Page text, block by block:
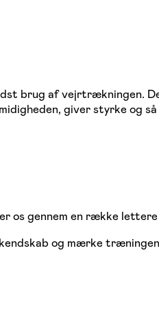
brug af vejrtrækningen.
giver styrke og
os gennem en række
og mærke